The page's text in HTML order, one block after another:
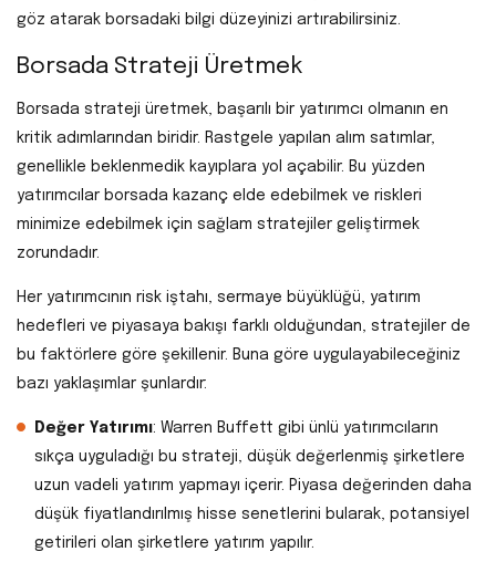
göz atarak borsadaki bilgi düzeyinizi artırabilirsiniz.
Borsada Strateji Üretmek
Borsada strateji üretmek, başarılı bir yatırımcı olmanın en
kritik adımlarından biridir. Rastgele yapılan alım satımlar,
genellikle beklenmedik kayıplara yol açabilir. Bu yüzden
yatırımcılar borsada kazanç elde edebilmek ve riskleri
minimize edebilmek için sağlam stratejiler geliştirmek
zorundadır.
Her yatırımcının risk iştahı, sermaye büyüklüğü, yatırım
hedefleri ve piyasaya bakışı farklı olduğundan, stratejiler de
bu faktörlere göre şekillenir. Buna göre uygulayabileceğiniz
bazı yaklaşımlar şunlardır:
Değer Yatırımı: Warren Buffett gibi ünlü yatırımcıların
sıkça uyguladığı bu strateji, düşük değerlenmiş şirketlere
uzun vadeli yatırım yapmayı içerir. Piyasa değerinden daha
düşük fiyatlandırılmış hisse senetlerini bularak, potansiyel
getirileri olan şirketlere yatırım yapılır.